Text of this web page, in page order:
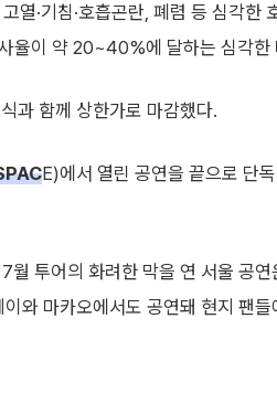
·기침·호흡곤란, 폐렴 등 심각한
율이 약 20~40%에 달하는 심각한
과 함께 상한가로 마감했다.
E)에서 열린 공연을 끝으로 단
투어의 화려한 막을 연 서울 공
와 마카오에서도 공연돼 현지 팬들